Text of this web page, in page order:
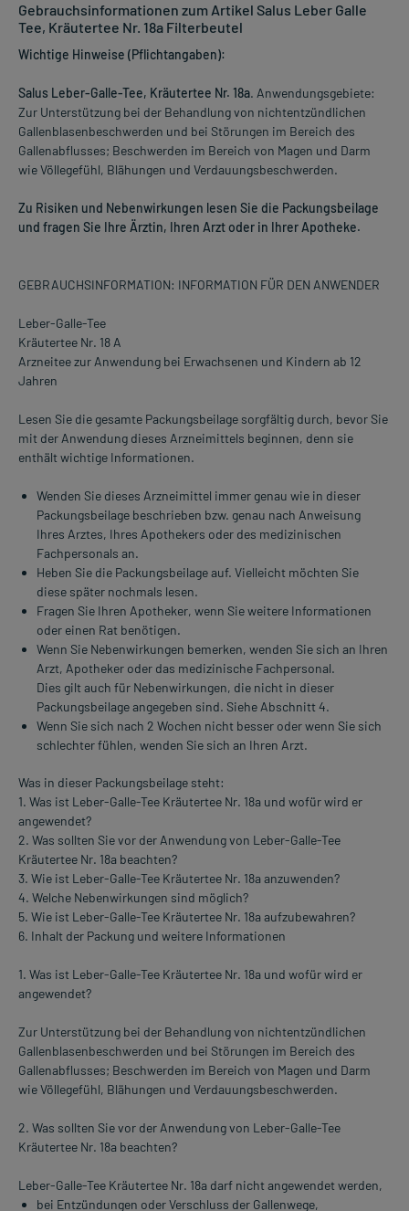
Gebrauchsinformationen zum Artikel Salus Leber Galle
Tee, Kräutertee Nr. 18a Filterbeutel
Wichtige Hinweise (Pflichtangaben):
Salus Leber-Galle-Tee, Kräutertee Nr. 18a. Anwendungsgebiete:
Zur Unterstützung bei der Behandlung von nichtentzündlichen
Gallenblasenbeschwerden und bei Störungen im Bereich des
Gallenabflusses; Beschwerden im Bereich von Magen und Darm
wie Völlegefühl, Blähungen und Verdauungsbeschwerden.
Zu Risiken und Nebenwirkungen lesen Sie die Packungsbeilage
und fragen Sie Ihre Ärztin, Ihren Arzt oder in Ihrer Apotheke.
GEBRAUCHSINFORMATION: INFORMATION FÜR DEN ANWENDER
Leber-Galle-Tee
Kräutertee Nr. 18 A
Arzneitee zur Anwendung bei Erwachsenen und Kindern ab 12
Jahren
Lesen Sie die gesamte Packungsbeilage sorgfältig durch, bevor Sie
mit der Anwendung dieses Arzneimittels beginnen, denn sie
enthält wichtige Informationen.
Wenden Sie dieses Arzneimittel immer genau wie in dieser
Packungsbeilage beschrieben bzw. genau nach Anweisung
Ihres Arztes, Ihres Apothekers oder des medizinischen
Fachpersonals an.
Heben Sie die Packungsbeilage auf. Vielleicht möchten Sie
diese später nochmals lesen.
Fragen Sie Ihren Apotheker, wenn Sie weitere Informationen
oder einen Rat benötigen.
Wenn Sie Nebenwirkungen bemerken, wenden Sie sich an Ihren
Arzt, Apotheker oder das medizinische Fachpersonal.
Dies gilt auch für Nebenwirkungen, die nicht in dieser
Packungsbeilage angegeben sind. Siehe Abschnitt 4.
Wenn Sie sich nach 2 Wochen nicht besser oder wenn Sie sich
schlechter fühlen, wenden Sie sich an Ihren Arzt.
Was in dieser Packungsbeilage steht:
1. Was ist Leber-Galle-Tee Kräutertee Nr. 18a und wofür wird er
angewendet?
2. Was sollten Sie vor der Anwendung von Leber-Galle-Tee
Kräutertee Nr. 18a beachten?
3. Wie ist Leber-Galle-Tee Kräutertee Nr. 18a anzuwenden?
4. Welche Nebenwirkungen sind möglich?
5. Wie ist Leber-Galle-Tee Kräutertee Nr. 18a aufzubewahren?
6. Inhalt der Packung und weitere Informationen
1. Was ist Leber-Galle-Tee Kräutertee Nr. 18a und wofür wird er
angewendet?
Zur Unterstützung bei der Behandlung von nichtentzündlichen
Gallenblasenbeschwerden und bei Störungen im Bereich des
Gallenabflusses; Beschwerden im Bereich von Magen und Darm
wie Völlegefühl, Blähungen und Verdauungsbeschwerden.
2. Was sollten Sie vor der Anwendung von Leber-Galle-Tee
Kräutertee Nr. 18a beachten?
Leber-Galle-Tee Kräutertee Nr. 18a darf nicht angewendet werden,
bei Entzündungen oder Verschluss der Gallenwege,